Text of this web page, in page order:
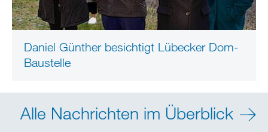
Daniel Günther besichtigt Lübecker Dom-
Baustelle
Alle Nachrichten im Überblick